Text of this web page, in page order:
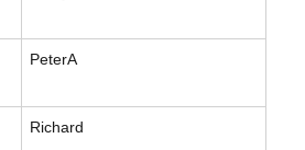
PeterA
Richard